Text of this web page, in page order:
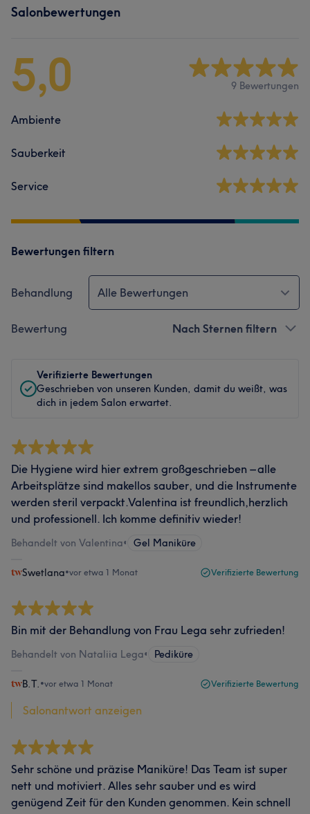
Salonbewertungen
5,0 9 Bewertungen
Ambiente
Sauberkeit
Service
Bewertungen filtern
Behandlung Alle Bewertungen
Bewertung Nach Sternen filtern
Verifizierte Bewertungen
Geschrieben von unseren Kunden, damit du weißt, was
dich in jedem Salon erwartet.
Die Hygiene wird hier extrem großgeschrieben – alle
Arbeitsplätze sind makellos sauber, und die Instrumente
werden steril verpackt.Valentina ist freundlich,herzlich
und professionell. Ich komme definitiv wieder!
Behandelt von Valentina• Gel Maniküre
Swetlana•vor etwa 1 Monat Verifizierte Bewertung
Bin mit der Behandlung von Frau Lega sehr zufrieden!
Behandelt von Nataliia Lega• Pediküre
B.T. •vor etwa 1 Monat Verifizierte Bewertung
Salonantwort anzeigen
Sehr schöne und präzise Maniküre! Das Team ist super
nett und motiviert. Alles sehr sauber und es wird
genügend Zeit für den Kunden genommen. Kein schnell